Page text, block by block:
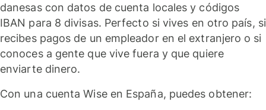
danesas con datos de cuenta locales y códigos
IBAN para 8 divisas. Perfecto si vives en otro país, si
recibes pagos de un empleador en el extranjero o si
conoces a gente que vive fuera y que quiere
enviarte dinero.
Con una cuenta Wise en España, puedes obtener: